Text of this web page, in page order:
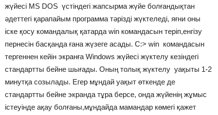
жүйесі MS DOS үстіндегі жапсырма жүйе болғандықтан
әдеттегі қарапайым программа тәрізді жүктеледі, яғни оны
іске қосу командалық қатарда win командасын теріп,енгізу
пернесін басқанда ғана жүзеге асады. С:> win командасын
тергеннен кейін экранға Windows жүйесі жүктелу кезіндегі
стандартты бейне шығады. Оның толық жүктелу уақыты 1-2
минутқа созылады. Егер мұндай уақыт өткенде де
стандартты бейне экранда тұра берсе, онда жүйенің жұмыс
істеуінде ақау болғаны,мұндайда мамандар көмегі қажет